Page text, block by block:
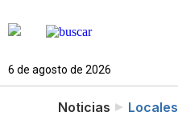
6 de agosto de 2026
Noticias Locales